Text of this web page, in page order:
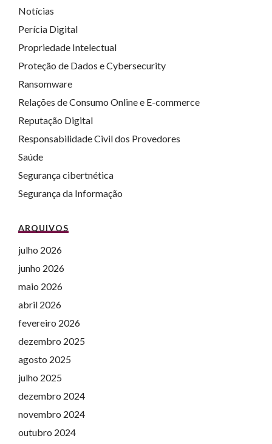
Notícias
Perícia Digital
Propriedade Intelectual
Proteção de Dados e Cybersecurity
Ransomware
Relações de Consumo Online e E-commerce
Reputação Digital
Responsabilidade Civil dos Provedores
Saúde
Segurança cibertnética
Segurança da Informação
ARQUIVOS
julho 2026
junho 2026
maio 2026
abril 2026
fevereiro 2026
dezembro 2025
agosto 2025
julho 2025
dezembro 2024
novembro 2024
outubro 2024